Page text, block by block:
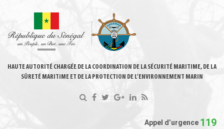
HAUTE AUTORITÉ CHARGÉE DE LA COORDINATION DE LA SÉCURITÉ MARITIME, DE LA
SÛRETÉ MARITIME ET DE LA PROTECTION DE L’ENVIRONNEMENT MARIN
Appel d’urgence 119